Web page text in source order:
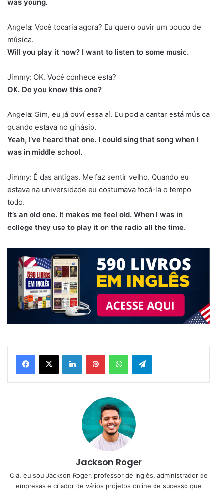
was young.
Angela: Você tocaria agora? Eu quero ouvir um pouco de
música.
Will you play it now? I want to listen to some music.
Jimmy: OK. Você conhece esta?
OK. Do you know this one?
Angela: Sim, eu já ouví essa aí. Eu podia cantar está música
quando estava no ginásio.
Yeah, I’ve heard that one. I could sing that song when I
was in middle school.
Jimmy: É das antigas. Me faz sentir velho. Quando eu
estava na universidade eu costumava tocá-la o tempo
todo.
It’s an old one. It makes me feel old. When I was in
college they use to play it on the radio all the time.
LinkedinPinterestWhatsAppTelegram
Jackson Roger
Olá, eu sou Jackson Roger, professor de Inglês, administrador de
empresas e criador de vários projetos online de sucesso que